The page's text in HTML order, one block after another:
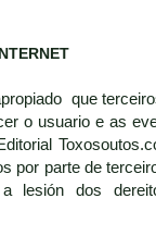
que
o usuario e as
por parte de
lesión dos